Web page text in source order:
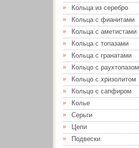
Кольца из серебро
Кольца с фианитами
Кольца с аметистами
Кольца с топазами
Кольца с гранатами
Кольцо с раухтопазом
Кольцо с хризолитом
Кольцо с сапфиром
Колье
Серьги
Цепи
Подвески